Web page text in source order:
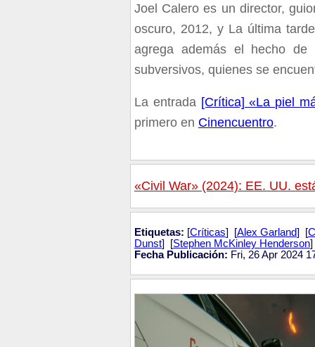
Joel Calero es un director,
oscuro, 2012, y La última
agrega además el hecho
subversivos, quienes se
La entrada [Crítica] «La piel
primero en Cinencuentro.
«Civil War» (2024): EE. UU.
Etiquetas: [Críticas] [Alex Garland] [
Dunst] [Stephen McKinley Henderson
Fecha Publicación: Fri, 26 Apr 2024